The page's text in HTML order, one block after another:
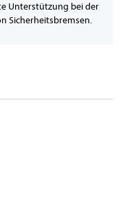
Unterstützung bei der
Sicherheitsbremsen.